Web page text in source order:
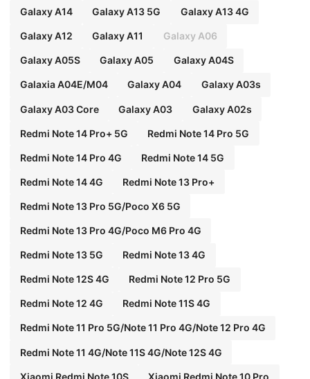
Galaxy A14 Galaxy A13 5G Galaxy A13 4G
Galaxy A12 Galaxy A11 Galaxy A06
Galaxy A05S Galaxy A05 Galaxy A04S
Galaxia A04E/M04 Galaxy A04 Galaxy A03s
Galaxy A03 Core Galaxy A03 Galaxy A02s
Redmi Note 14 Pro+ 5G Redmi Note 14 Pro 5G
Redmi Note 14 Pro 4G Redmi Note 14 5G
Redmi Note 14 4G Redmi Note 13 Pro+
Redmi Note 13 Pro 5G/Poco X6 5G
Redmi Note 13 Pro 4G/Poco M6 Pro 4G
Redmi Note 13 5G Redmi Note 13 4G
Redmi Note 12S 4G Redmi Note 12 Pro 5G
Redmi Note 12 4G Redmi Note 11S 4G
Redmi Note 11 Pro 5G/Note 11 Pro 4G/Note 12 Pro 4G
Redmi Note 11 4G/Note 11S 4G/Note 12S 4G
Xiaomi Redmi Note 10S Xiaomi Redmi Note 10 Pro